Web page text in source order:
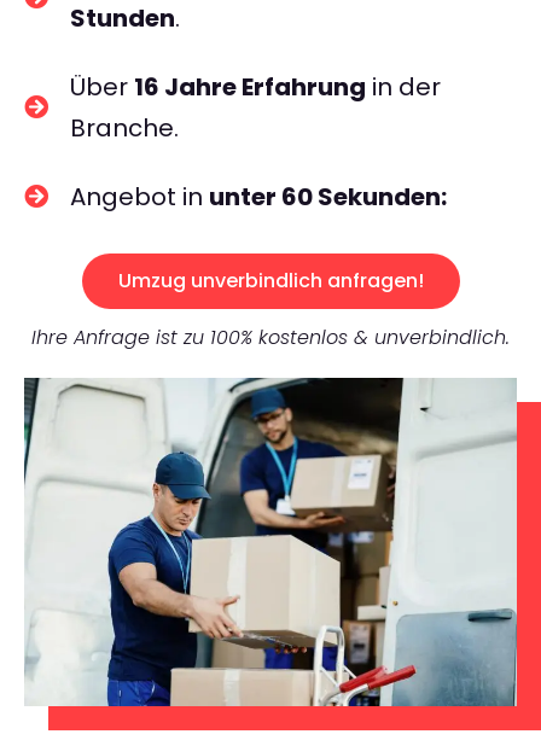
Stunden.
Über 16 Jahre Erfahrung in der
Branche.
Angebot in unter 60 Sekunden:
Umzug unverbindlich anfragen!
Ihre Anfrage ist zu 100% kostenlos & unverbindlich.